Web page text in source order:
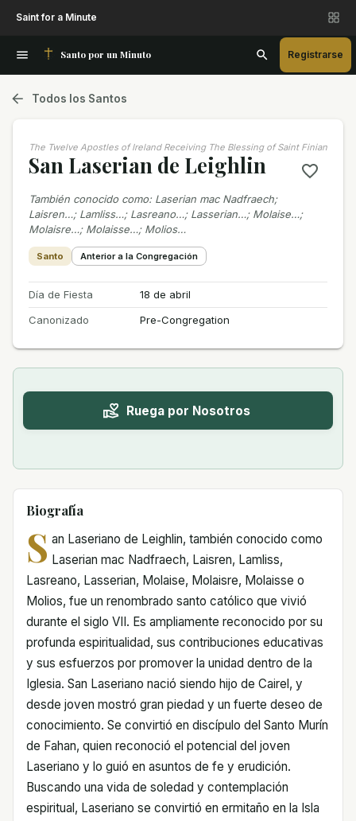
Saint for a Minute
Santo por un Minuto Registrarse
Todos los Santos
The Twelve Apostles of Ireland Receiving The Blessing of Saint Finian
San Laserian de Leighlin
También conocido como: Laserian mac Nadfraech;
Laisren…; Lamliss…; Lasreano…; Lasserian…; Molaise…;
Molaisre…; Molaisse…; Molios…
Santo Anterior a la Congregación
Día de Fiesta
18 de abril
Canonizado
Pre-Congregation
Ruega por Nosotros
Biografía
S an Laseriano de Leighlin, también conocido como
Laserian mac Nadfraech, Laisren, Lamliss,
Lasreano, Lasserian, Molaise, Molaisre, Molaisse o
Molios, fue un renombrado santo católico que vivió
durante el siglo VII. Es ampliamente reconocido por su
profunda espiritualidad, sus contribuciones educativas
y sus esfuerzos por promover la unidad dentro de la
Iglesia. San Laseriano nació siendo hijo de Cairel, y
desde joven mostró gran piedad y un fuerte deseo de
conocimiento. Se convirtió en discípulo del Santo Murín
de Fahan, quien reconoció el potencial del joven
Laseriano y lo guió en asuntos de fe y erudición.
Buscando una vida de soledad y contemplación
espiritual, Laseriano se convirtió en ermitaño en la Isla